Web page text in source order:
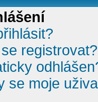
registrovat?
se moje